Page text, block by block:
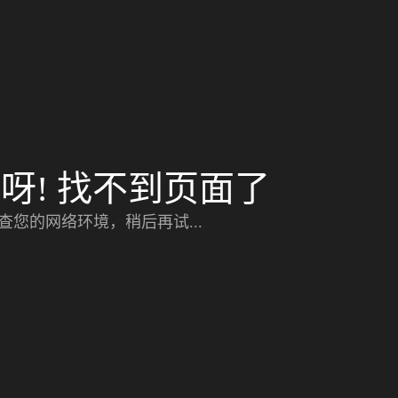
! 找不到页面了
您的网络环境，稍后再试...